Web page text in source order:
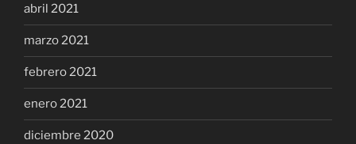
abril 2021
marzo 2021
febrero 2021
enero 2021
diciembre 2020